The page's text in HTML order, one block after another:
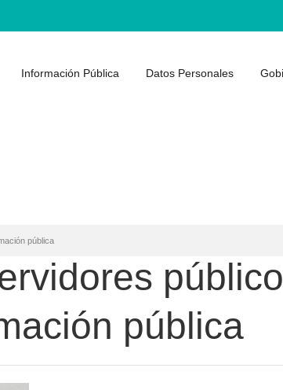
Información Pública Datos Personales
pública
pública